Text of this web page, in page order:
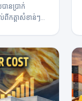
នប្រាក់
ពីកត្តាសំខាន់ៗ
ស៊ីសង្វាក់គ្នាខ្ពស់-